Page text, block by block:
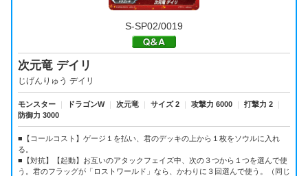
S-SP02/0019
次元竜 デイリ
じげんりゅう デイリ
モンスター ｜ ドラゴンW ｜ 次元竜 ｜ サイズ 2 ｜ 攻撃力 6000 ｜ 打撃力 2
｜
防御力 3000
■【コールコスト】ゲージ１を払い、君のデッキの上から１枚をソウルに入れ
る。
■【対抗】【起動】お互いのアタックフェイズ中、次の３つから１つを選んで使
う。君のフラッグが「ロストワールド」なら、かわりに３回選んで使う。（同じ